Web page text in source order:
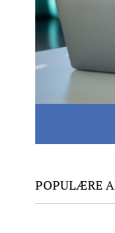
POPULÆRE